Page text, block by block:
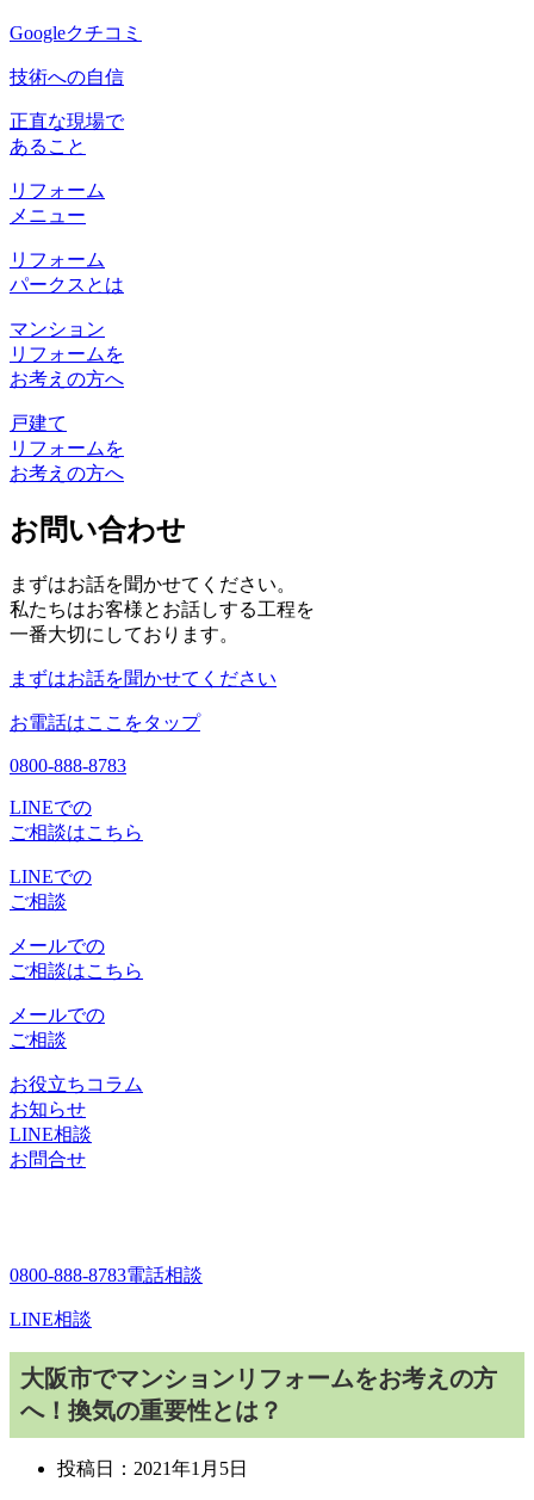
Googleクチコミ
技術への自信
正直な現場で
あること
リフォーム
メニュー
リフォーム
パークスとは
マンション
リフォームを
お考えの方へ
戸建て
リフォームを
お考えの方へ
お問い合わせ
まずはお話を聞かせてください。
私たちはお客様とお話しする工程を
一番大切にしております。
まずはお話を聞かせてください
お電話はここをタップ
0800-888-8783
LINEでの
ご相談はこちら
LINEでの
ご相談
メールでの
ご相談はこちら
メールでの
ご相談
お役立ちコラム
お知らせ
LINE相談
お問合せ
0800-888-8783電話相談
LINE相談
大阪市でマンションリフォームをお考えの方
へ！換気の重要性とは？
投稿日： 2021年1月5日